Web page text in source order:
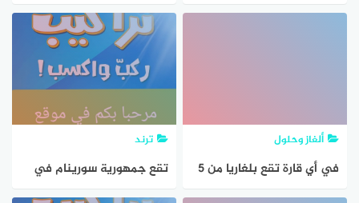
الجزء الجنوبي الشرقي من
في قارة اسيا
ألغاز وحلول
في أي قارة تقع بلغاريا من 5
حروف
ترند
تقع جمهورية سورينام في
قارة من 14 حرف